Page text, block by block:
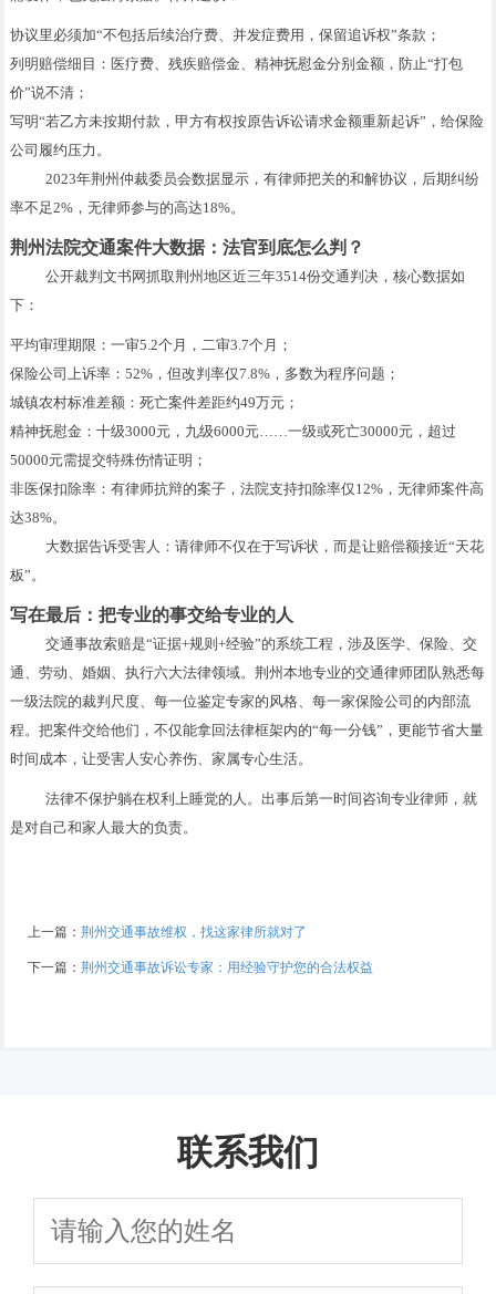
协议里必须加“不包括后续治疗费、并发症费用，保留追诉权”条款；
列明赔偿细目：医疗费、残疾赔偿金、精神抚慰金分别金额，防止“打包
价”说不清；
写明“若乙方未按期付款，甲方有权按原告诉讼请求金额重新起诉”，给保险
公司履约压力。
2023年荆州仲裁委员会数据显示，有律师把关的和解协议，后期纠纷
率不足2%，无律师参与的高达18%。
荆州法院交通案件大数据：法官到底怎么判？
公开裁判文书网抓取荆州地区近三年3514份交通判决，核心数据如
下：
平均审理期限：一审5.2个月，二审3.7个月；
保险公司上诉率：52%，但改判率仅7.8%，多数为程序问题；
城镇农村标准差额：死亡案件差距约49万元；
精神抚慰金：十级3000元，九级6000元……一级或死亡30000元，超过
50000元需提交特殊伤情证明；
非医保扣除率：有律师抗辩的案子，法院支持扣除率仅12%，无律师案件高
达38%。
大数据告诉受害人：请律师不仅在于写诉状，而是让赔偿额接近“天花
板”。
写在最后：把专业的事交给专业的人
交通事故索赔是“证据+规则+经验”的系统工程，涉及医学、保险、交
通、劳动、婚姻、执行六大法律领域。荆州本地专业的交通律师团队熟悉每
一级法院的裁判尺度、每一位鉴定专家的风格、每一家保险公司的内部流
程。把案件交给他们，不仅能拿回法律框架内的“每一分钱”，更能节省大量
时间成本，让受害人安心养伤、家属专心生活。
法律不保护躺在权利上睡觉的人。出事后第一时间咨询专业律师，就
是对自己和家人最大的负责。
上一篇： 荆州交通事故维权，找这家律所就对了
下一篇： 荆州交通事故诉讼专家：用经验守护您的合法权益
联系我们